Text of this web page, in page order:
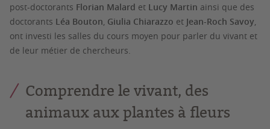
post-doctorants Florian Malard et Lucy Martin ainsi que des
doctorants Léa Bouton Giulia Chiarazzo et Jean-Roch Savoy
ont investi les salles du cours moyen pour parler du vivant et
de leur métier de chercheurs.
Comprendre le vivant, des
animaux aux plantes à fleurs